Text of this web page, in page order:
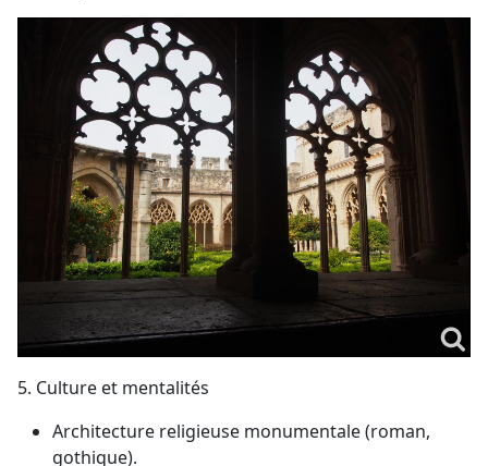
5. Culture et mentalités
Architecture religieuse monumentale (roman,
gothique).